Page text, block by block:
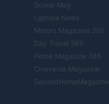
Scoop Mag
Lgbtqia News
Motors Magazine 365
Day Travel 365
Home Magazine 365
Cineverse Magazine
SecondHomeMagazine